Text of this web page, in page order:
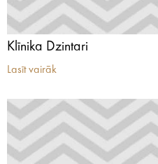
Klīnika Dzintari
Lasīt vairāk